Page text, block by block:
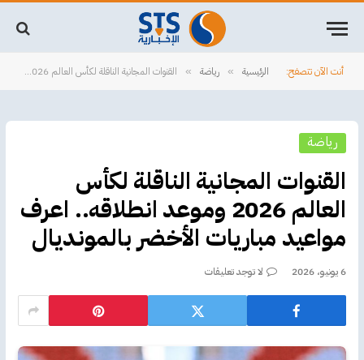
أنت الآن تتصفح: الرئيسية » رياضة » القنوات المجانية الناقلة لكأس العالم 2026 وموعد انطلاقه.. اعرف مواعيد مباريات الأخضر بالمونديال
رياضة
القنوات المجانية الناقلة لكأس
العالم 2026 وموعد انطلاقه.. اعرف
مواعيد مباريات الأخضر بالمونديال
6 يونيو، 2026 لا توجد تعليقات